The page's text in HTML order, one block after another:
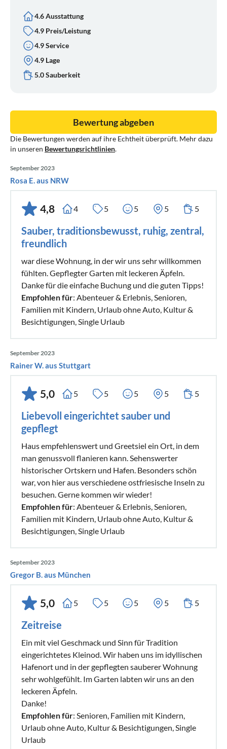
4.6 Ausstattung
4.9 Preis/Leistung
4.9 Service
4.9 Lage
5.0 Sauberkeit
Die Bewertungen werden auf ihre Echtheit überprüft. Mehr dazu
in unseren Bewertungsrichtlinien.
Bewertung abgeben
September 2023
Rosa E. aus NRW
4,8 4 5 5 5 5
Sauber, traditionsbewusst, ruhig, zentral,
freundlich
war diese Wohnung, in der wir uns sehr willkommen
fühlten. Gepflegter Garten mit leckeren Äpfeln.
Danke für die einfache Buchung und die guten Tipps!
Empfohlen für: Abenteuer & Erlebnis, Senioren,
Familien mit Kindern, Urlaub ohne Auto, Kultur &
Besichtigungen, Single Urlaub
September 2023
Rainer W. aus Stuttgart
5,0 5 5 5 5 5
Liebevoll eingerichtet sauber und
gepflegt
Haus empfehlenswert und Greetsiel ein Ort, in dem
man genussvoll flanieren kann. Sehenswerter
historischer Ortskern und Hafen. Besonders schön
war, von hier aus verschiedene ostfriesische Inseln zu
besuchen. Gerne kommen wir wieder!
Empfohlen für: Abenteuer & Erlebnis, Senioren,
Familien mit Kindern, Urlaub ohne Auto, Kultur &
Besichtigungen, Single Urlaub
September 2023
Gregor B. aus München
5,0 5 5 5 5 5
Zeitreise
Ein mit viel Geschmack und Sinn für Tradition
eingerichtetes Kleinod. Wir haben uns im idyllischen
Hafenort und in der gepflegten sauberer Wohnung
sehr wohlgefühlt. Im Garten labten wir uns an den
leckeren Äpfeln.
Danke!
Empfohlen für: Senioren, Familien mit Kindern,
Urlaub ohne Auto, Kultur & Besichtigungen, Single
Urlaub